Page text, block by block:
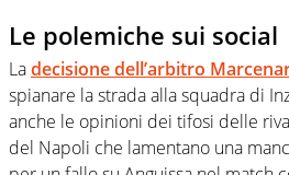
Le polemiche sui social
Ladecisione dell’arbitro
spianare la strada alla squadra di
anche le opinioni dei tifosi delle
del Napoli che lamentano una